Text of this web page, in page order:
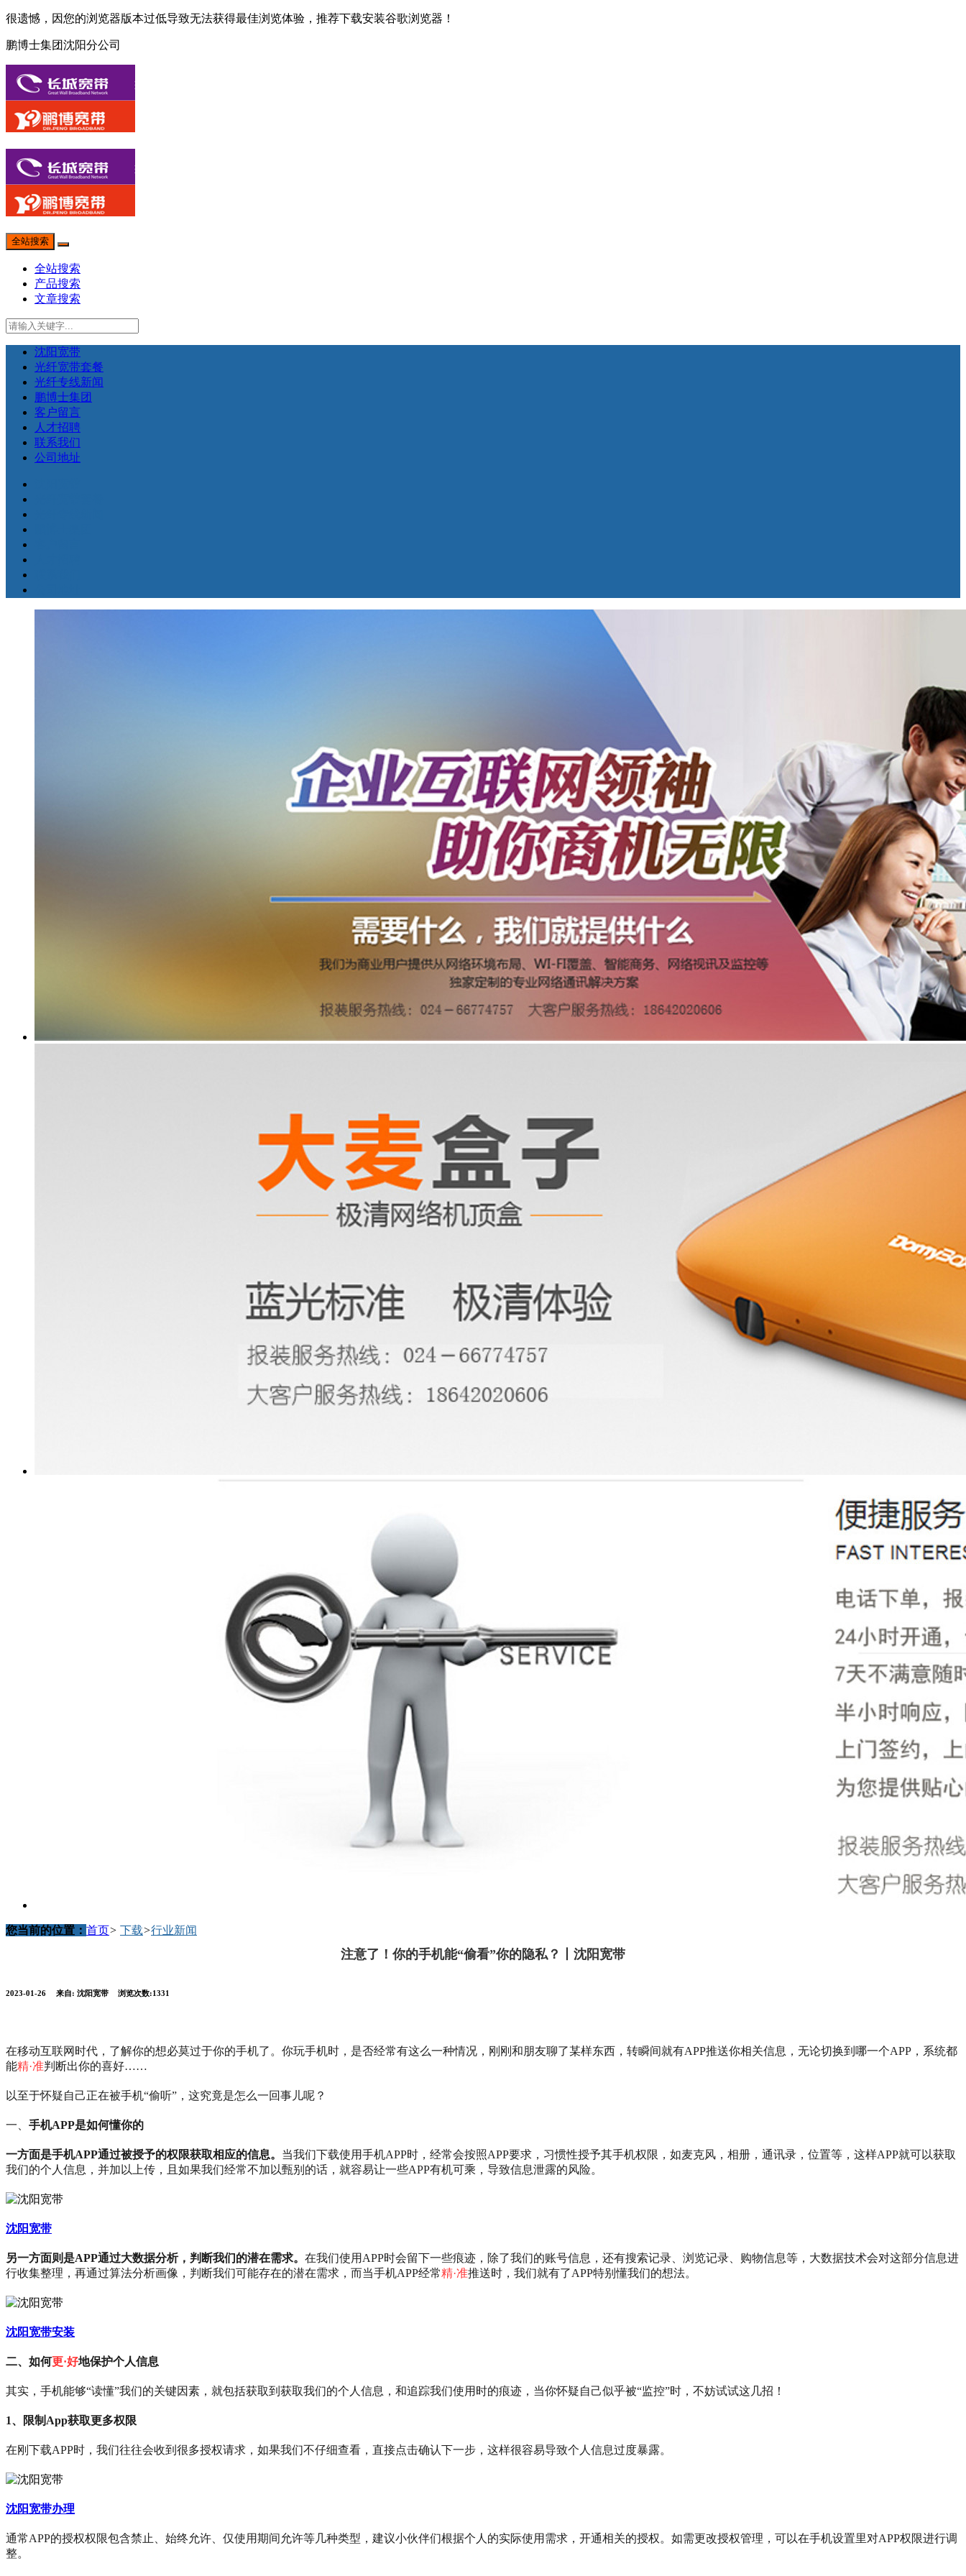
很遗憾，因您的浏览器版本过低导致无法获得最佳浏览体验，推荐下载安装谷歌浏览器！
鹏博士集团沈阳分公司
全站搜索
全站搜索
产品搜索
文章搜索
沈阳宽带
光纤宽带套餐
光纤专线新闻
鹏博士集团
客户留言
人才招聘
联系我们
公司地址
您当前的位置： 首页> 下载>行业新闻
注意了！你的手机能“偷看”你的隐私？丨沈阳宽带
2023-01-26 来自: 沈阳宽带 浏览次数:1331
在移动互联网时代，了解你的想必莫过于你的手机了。你玩手机时，是否经常有这么一种情况，刚刚和朋友聊了某样东西，转瞬间就有APP推送你相关信息，无论切换到哪一个APP，系统都
能精·准判断出你的喜好……
以至于怀疑自己正在被手机“偷听”，这究竟是怎么一回事儿呢？
一、 手机APP是如何懂你的
一方面是手机APP通过被授予的权限获取相应的信息。 当我们下载使用手机APP时，经常会按照APP要求，习惯性授予其手机权限，如麦克风，相册，通讯录，位置等，这样APP就可以获取
我们的个人信息，并加以上传，且如果我们经常不加以甄别的话，就容易让一些APP有机可乘，导致信息泄露的风险。
沈阳宽带
另一方面则是APP通过大数据分析，判断我们的潜在需求。 在我们使用APP时会留下一些痕迹，除了我们的账号信息，还有搜索记录、浏览记录、购物信息等，大数据技术会对这部分信息进
行收集整理，再通过算法分析画像，判断我们可能存在的潜在需求，而当手机APP经常精·准推送时，我们就有了APP特别懂我们的想法。
沈阳宽带安装
二、如何更·好地保护个人信息
其实，手机能够“读懂”我们的关键因素，就包括获取到获取我们的个人信息，和追踪我们使用时的痕迹，当你怀疑自己似乎被“监控”时，不妨试试这几招！
1、限制App获取更多权限
在刚下载APP时，我们往往会收到很多授权请求，如果我们不仔细查看，直接点击确认下一步，这样很容易导致个人信息过度暴露。
沈阳宽带办理
通常APP的授权权限包含禁止、始终允许、仅使用期间允许等几种类型，建议小伙伴们根据个人的实际使用需求，开通相关的授权。如需更改授权管理，可以在手机设置里对APP权限进行调
整。